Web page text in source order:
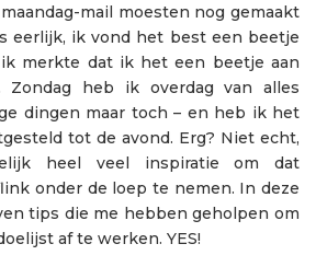
mail moesten nog gemaakt
eerlijk, ik vond het best een beetje
merkte dat ik het een beetje aan
Zondag heb ik overdag van alles
dingen maar toch – en heb ik het
tot de avond. Erg? Niet echt,
heel veel inspiratie om dat
onder de loep te nemen. In deze
tips die me hebben geholpen om
af te werken. YES!